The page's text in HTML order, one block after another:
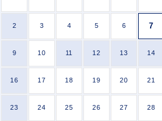
2 3 4 5 6 7
9 10 11 12 13 14
16 17 18 19 20 21
23 24 25 26 27 28